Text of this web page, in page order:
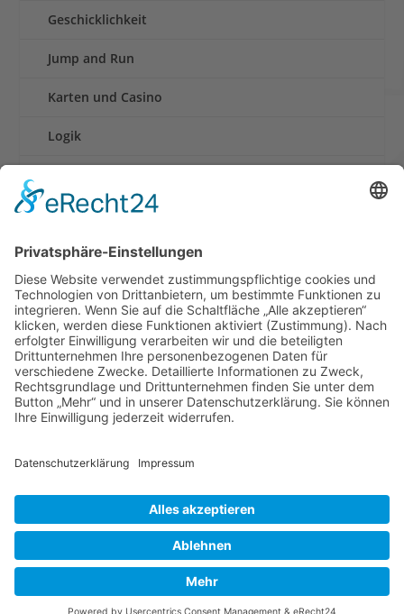
Geschicklichkeit
Jump and Run
Karten und Casino
Logik
Retro und Klassiker
Shooter
Sonstige Spiele
Sport
News
Onlinespiele
Cookie-Einstellungen
Kontakt
www.online-spiele-blog.de
vorbehalten